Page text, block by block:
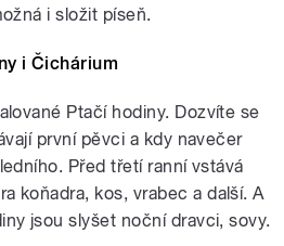
i složit píseň.
i Čichárium
Ptačí hodiny. Dozvíte se
první pěvci a kdy navečer
Před třetí ranní vstává
koňadra, kos, vrabec a další. A
jsou slyšet noční dravci, sovy.